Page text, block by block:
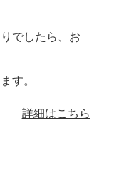
でしたら、お
す。
詳細はこちら